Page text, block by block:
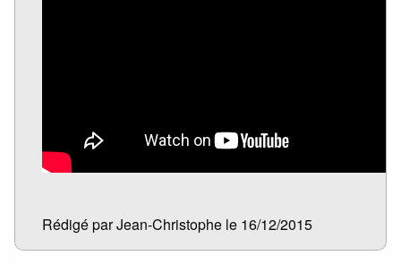
Rédigé par Jean-Christophe le 16/12/2015